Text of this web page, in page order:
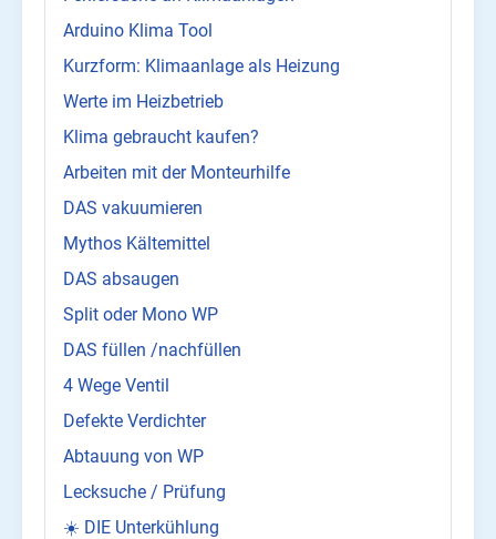
Arduino Klima Tool
Kurzform: Klimaanlage als Heizung
Werte im Heizbetrieb
Klima gebraucht kaufen?
Arbeiten mit der Monteurhilfe
DAS vakuumieren
Mythos Kältemittel
DAS absaugen
Split oder Mono WP
DAS füllen /nachfüllen
4 Wege Ventil
Defekte Verdichter
Abtauung von WP
Lecksuche / Prüfung
☀️ DIE Unterkühlung